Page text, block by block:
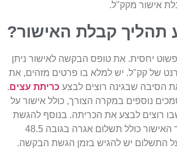
מקק"ל.
קבלת האישור?
את טופס הבקשה לאישור ניתן
יש למלא בו פרטים מזהים, את
שבגינה רוצים לבצעכריתת עצים.
במקרה הצורך, כולל אישור על
לבצע את הכריתה. בנוסף להגשת
טופס הבקשה, תהליך האישור כולל תשלום אגרה בגובה 48.5
יש להגיש בזמן הגשת הבקשה.